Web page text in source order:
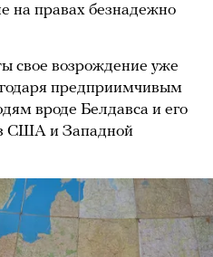
на правах безнадежно
свое возрождение уже
предприимчивым
вроде Белдавса и его
США и Западной